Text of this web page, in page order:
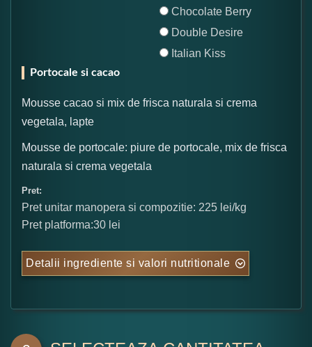
Chocolate Berry
Double Desire
Italian Kiss
Portocale si cacao
Mousse cacao si mix de frisca naturala si crema
vegetala, lapte
Mousse de portocale: piure de portocale, mix de frisca
naturala si crema vegetala
Pret:
Pret unitar manopera si compozitie: 225 lei/kg
Pret platforma:30 lei
Detalii ingrediente si valori nutritionale